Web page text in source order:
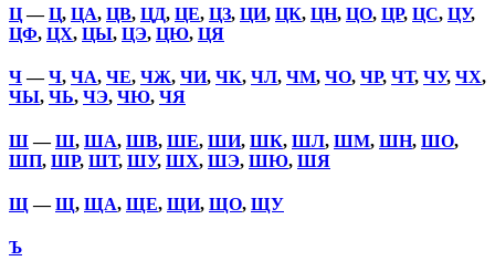
Ц—Ц, ЦА, ЦВ, ЦД, ЦЕ, ЦЗ, ЦИ, ЦК, ЦН, ЦО, ЦР, ЦС, ЦУ,
ЦФ, ЦХ, ЦЫ, ЦЭ, ЦЮ, ЦЯ
Ч—Ч, ЧА, ЧЕ, ЧЖ, ЧИ, ЧК, ЧЛ, ЧМ, ЧО, ЧР, ЧТ, ЧУ, ЧХ,
ЧЫ, ЧЬ, ЧЭ, ЧЮ, ЧЯ
Ш—Ш, ША, ШВ, ШЕ, ШИ, ШК, ШЛ, ШМ, ШН, ШО,
ШП, ШР, ШТ, ШУ, ШХ, ШЭ, ШЮ, ШЯ
Щ —Щ, ЩА, ЩЕ, ЩИ, ЩО, ЩУ
Ъ